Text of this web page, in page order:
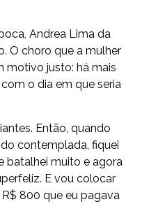
Andrea Lima da
O choro que a mulher
motivo justo: há mais
o dia em que seria
Então, quando
contemplada, fiquei
batalhei muito e agora
E vou colocar
800 que eu pagava